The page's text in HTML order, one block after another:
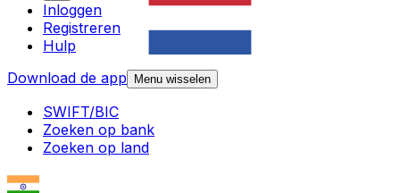
Inloggen
Registreren
Hulp
Download de app
Menu wisselen
SWIFT/BIC
Zoeken op bank
Zoeken op land